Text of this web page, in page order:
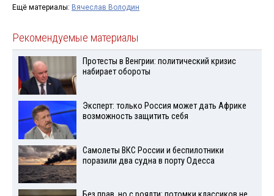
Ещё материалы: Вячеслав Володин
Рекомендуемые материалы
Протесты в Венгрии: политический кризис
набирает обороты
Эксперт: только Россия может дать Африке
возможность защитить себя
Самолеты ВКС России и беспилотники
поразили два судна в порту Одесса